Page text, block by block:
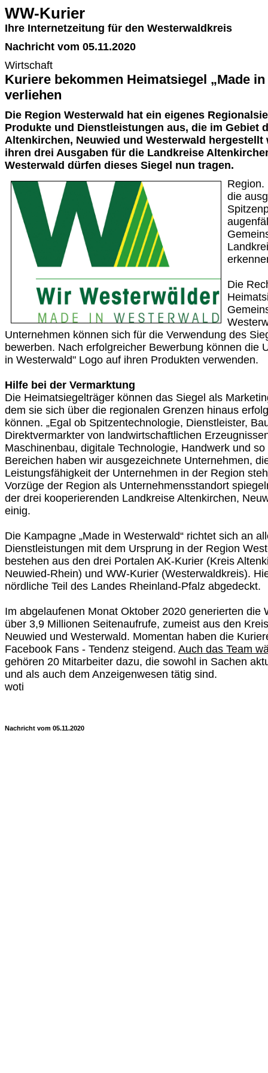
WW-Kurier
Ihre Internetzeitung für den Westerwaldkreis
Nachricht vom 05.11.2020
Wirtschaft
Kuriere bekommen Heimatsiegel „Made
verliehen
Die Region Westerwald hat ein eigenes
Produkte und Dienstleistungen aus, die im Gebiet
Altenkirchen, Neuwied und Westerwald hergestellt
ihren drei Ausgaben für die Landkreise
Westerwald dürfen dieses Siegel nun tragen.
Region.
die
Die
Unternehmen können sich für die Verwendung des
bewerben. Nach erfolgreicher Bewerbung können die
in Westerwald" Logo auf ihren Produkten verwenden.
Hilfe bei der Vermarktung
Die Heimatsiegelträger können das Siegel als
dem sie sich über die regionalen Grenzen hinaus
können. „Egal ob Spitzentechnologie, Dienstleister,
Direktvermarkter von landwirtschaftlichen
Maschinenbau, digitale Technologie, Handwerk und
Bereichen haben wir ausgezeichnete Unternehmen,
Leistungsfähigkeit der Unternehmen in der Region
Vorzüge der Region als Unternehmensstandort
der drei kooperierenden Landkreise Altenkirchen,
einig.
Die Kampagne „Made in Westerwald“ richtet sich an
Dienstleistungen mit dem Ursprung in der Region
bestehen aus den drei Portalen AK-Kurier (Kreis
Neuwied-Rhein) und WW-Kurier (Westerwaldkreis).
nördliche Teil des Landes Rheinland-Pfalz abgedeckt.
Im abgelaufenen Monat Oktober 2020 generierten die
über 3,9 Millionen Seitenaufrufe, zumeist aus den
Neuwied und Westerwald. Momentan haben die
Facebook Fans - Tendenz steigend. Auch das Team
gehören 20 Mitarbeiter dazu, die sowohl in Sachen
und als auch dem Anzeigenwesen tätig sind.
woti
Nachricht vom 05.11.2020